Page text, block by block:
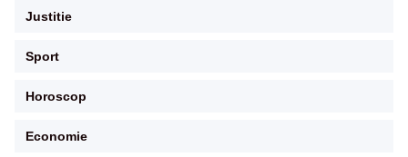
Justitie
Sport
Horoscop
Economie